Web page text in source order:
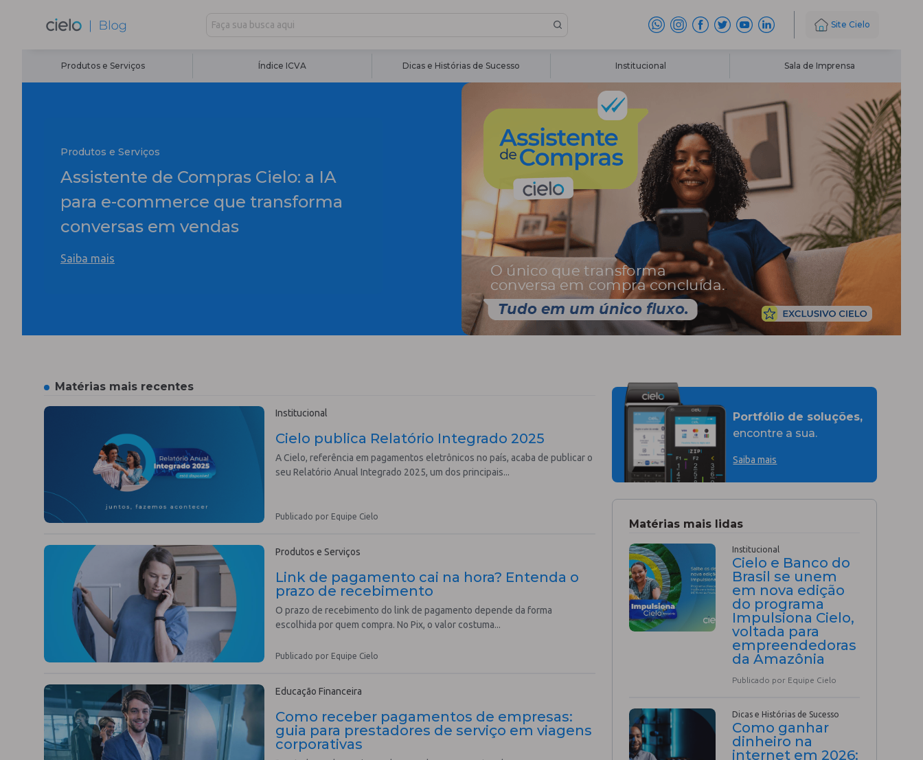
Site Cielo
Produtos e Serviços Índice ICVA Dicas e Histórias de Sucesso Institucional Sala de Imprensa
Produtos e Serviços
Assistente de Compras Cielo: a IA
para e-commerce que transforma
conversas em vendas
Saiba mais
Matérias mais recentes
Institucional
Cielo publica Relatório Integrado 2025
A Cielo, referência em pagamentos eletrônicos no país, acaba de publicar o
seu Relatório Anual Integrado 2025, um dos principais...
Publicado por Equipe Cielo
Produtos e Serviços
Link de pagamento cai na hora? Entenda o
prazo de recebimento
O prazo de recebimento do link de pagamento depende da forma
escolhida por quem compra. No Pix, o valor costuma...
Publicado por Equipe Cielo
Educação Financeira
Como receber pagamentos de empresas:
guia para prestadores de serviço em viagens
corporativas
Portfólio de soluções,
encontre a sua.
Saiba mais
Matérias mais lidas
Institucional
Cielo e Banco do
Brasil se unem
em nova edição
do programa
Impulsiona Cielo,
voltada para
empreendedoras
da Amazônia
Publicado por Equipe Cielo
Dicas e Histórias de Sucesso
Como ganhar
dinheiro na
internet em 2026: